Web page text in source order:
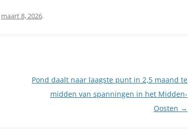
maart 8, 2026.
Pond daalt naar laagste punt in 2,5 maand te
midden van spanningen in het Midden-
Oosten →